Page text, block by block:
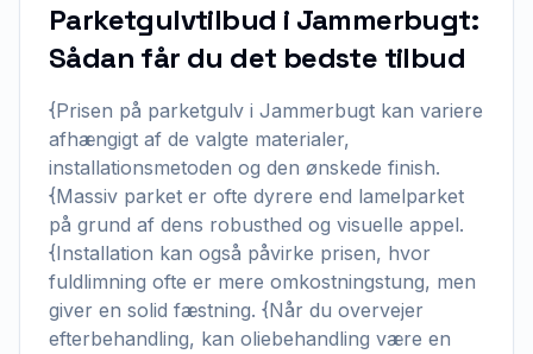
Parketgulvtilbud i Jammerbugt:
Sådan får du det bedste tilbud
{Prisen på parketgulv i Jammerbugt kan variere
afhængigt af de valgte materialer,
installationsmetoden og den ønskede finish.
{Massiv parket er ofte dyrere end lamelparket
på grund af dens robusthed og visuelle appel.
{Installation kan også påvirke prisen, hvor
fuldlimning ofte er mere omkostningstung, men
giver en solid fæstning. {Når du overvejer
efterbehandling, kan oliebehandling være en